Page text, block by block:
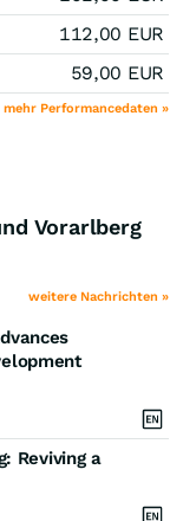
112,00 EUR
59,00 EUR
mehr Performancedaten »
Vorarlberg
weitere Nachrichten »
Reviving a